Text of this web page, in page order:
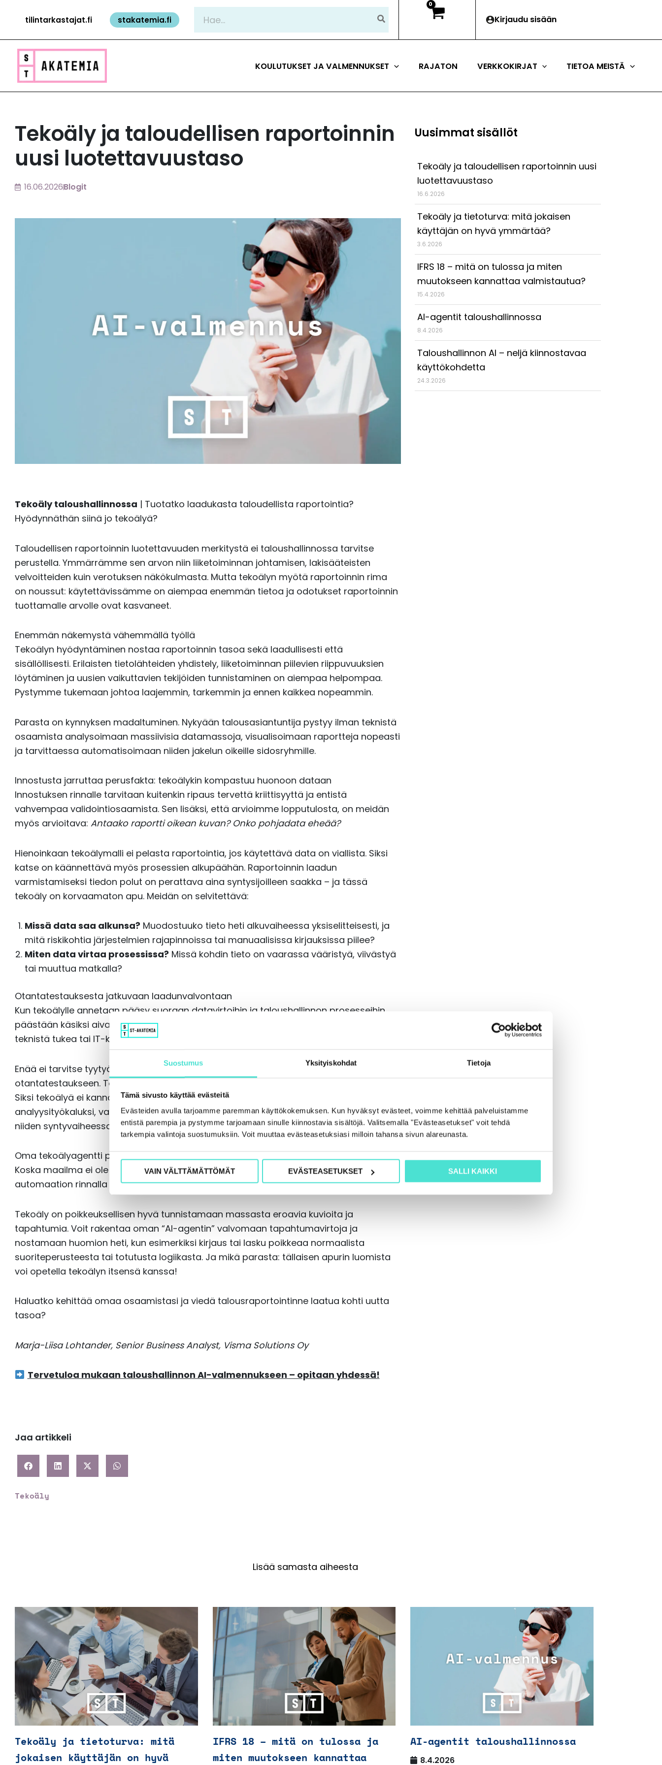
Suostumus Yksityiskohdat Tietoja
Tämä sivusto käyttää evästeitä
Evästeiden avulla tarjoamme paremman käyttökokemuksen. Kun hyväksyt evästeet, voimme kehittää palveluistamme
entistä parempia ja pystymme tarjoamaan sinulle kiinnostavia sisältöjä. Valitsemalla "Evästeasetukset" voit tehdä
tarkempia valintoja suostumuksiin. Voit muuttaa evästeasetuksiasi milloin tahansa sivun alareunasta.
VAIN VÄLTTÄMÄTTÖMÄT EVÄSTEASETUKSET SALLI KAIKKI
sisältööntilintarkastajat.fi stakatemia.fi Kirjaudu sisään
KOULUTUKSET JA VALMENNUKSET RAJATON VERKKOKIRJAT TIETOA MEISTÄ
Tekoäly ja taloudellisen raportoinnin
uusi luotettavuustaso
16.06.2026Blogit
Tekoäly taloushallinnossa | Tuotatko laadukasta taloudellista raportointia?
Hyödynnäthän siinä jo tekoälyä?
Taloudellisen raportoinnin luotettavuuden merkitystä ei taloushallinnossa tarvitse
perustella. Ymmärrämme sen arvon niin liiketoiminnan johtamisen, lakisääteisten
velvoitteiden kuin verotuksen näkökulmasta. Mutta tekoälyn myötä raportoinnin rima
on noussut: käytettävissämme on aiempaa enemmän tietoa ja odotukset raportoinnin
tuottamalle arvolle ovat kasvaneet.
Enemmän näkemystä vähemmällä työllä
Tekoälyn hyödyntäminen nostaa raportoinnin tasoa sekä laadullisesti että
sisällöllisesti. Erilaisten tietolähteiden yhdistely, liiketoiminnan piilevien riippuvuuksien
löytäminen ja uusien vaikuttavien tekijöiden tunnistaminen on aiempaa helpompaa.
Pystymme tukemaan johtoa laajemmin, tarkemmin ja ennen kaikkea nopeammin.
Parasta on kynnyksen madaltuminen. Nykyään talousasiantuntija pystyy ilman teknistä
osaamista analysoimaan massiivisia datamassoja, visualisoimaan raportteja nopeasti
ja tarvittaessa automatisoimaan niiden jakelun oikeille sidosryhmille.
Innostusta jarruttaa perusfakta: tekoälykin kompastuu huonoon dataan
Innostuksen rinnalle tarvitaan kuitenkin ripaus tervettä kriittisyyttä ja entistä
vahvempaa validointiosaamista. Sen lisäksi, että arvioimme lopputulosta, on meidän
myös arvioitava: Antaako raportti oikean kuvan? Onko pohjadata eheää?
Hienoinkaan tekoälymalli ei pelasta raportointia, jos käytettävä data on viallista. Siksi
katse on käännettävä myös prosessien alkupäähän. Raportoinnin laadun
varmistamiseksi tiedon polut on perattava aina syntysijoilleen saakka – ja tässä
tekoäly on korvaamaton apu. Meidän on selvitettävä:
Missä data saa alkunsa? Muodostuuko tieto heti alkuvaiheessa yksiselitteisesti, ja
mitä riskikohtia järjestelmien rajapinnoissa tai manuaalisissa kirjauksissa piilee?
Miten data virtaa prosessissa? Missä kohdin tieto on vaarassa vääristyä, viivästyä
tai muuttua matkalla?
Otantatestauksesta jatkuvaan laadunvalvontaan
Kun tekoälylle annetaan pääsy suoraan datavirtoihin ja taloushallinnon prosesseihin,
päästään käsiksi aivan uudenlaiseen tehokkuuteen. Tässä vaiheessa tarvitaan usein
teknistä tukea tai IT-kumppania, mutta vaiva maksaa itsensä takaisin.
Enää ei tarvitse tyytyä pistokokeisiin tai historiallisen datan jälkikäteiseen
otantatestaukseen. Tekoäly pystyy analysoimaan tietovirrat kattavasti reaaliajassa.
Siksi tekoälyä ei kannata jättää vain raportointiprosessin loppupäähän
analyysityökaluksi, vaan valjastaa se parantamaan datan laatua ja prosesseja jo
niiden syntyvaiheessa.
Oma tekoälyagentti poikkeamien vahtina
Koska maailma ei ole täydellinen, poikkeamia ja inhimillisiä virheitä sattuu aina. Siksi
automaation rinnalla tarvitaan jatkuvaa monitorointia.
Tekoäly on poikkeuksellisen hyvä tunnistamaan massasta eroavia kuvioita ja
tapahtumia. Voit rakentaa oman “AI-agentin” valvomaan tapahtumavirtoja ja
nostamaan huomion heti, kun esimerkiksi kirjaus tai lasku poikkeaa normaalista
suoriteperusteesta tai totutusta logiikasta. Ja mikä parasta: tällaisen apurin luomista
voi opetella tekoälyn itsensä kanssa!
Haluatko kehittää omaa osaamistasi ja viedä talousraportointinne laatua kohti uutta
tasoa?
Marja-Liisa Lohtander, Senior Business Analyst, Visma Solutions Oy
Tervetuloa mukaan taloushallinnon AI-valmennukseen – opitaan yhdessä!
Uusimmat sisällöt
Tekoäly ja taloudellisen raportoinnin uusi
luotettavuustaso
16.6.2026
Tekoäly ja tietoturva: mitä jokaisen
käyttäjän on hyvä ymmärtää?
3.6.2026
IFRS 18 – mitä on tulossa ja miten
muutokseen kannattaa valmistautua?
15.4.2026
AI-agentit taloushallinnossa
8.4.2026
Taloushallinnon AI – neljä kiinnostavaa
käyttökohdetta
24.3.2026
Jaa artikkeli
Tekoäly
Lisää samasta aiheesta
Tekoäly ja tietoturva: mitä
jokaisen käyttäjän on hyvä
IFRS 18 – mitä on tulossa ja
miten muutokseen kannattaa
AI-agentit taloushallinnossa
8.4.2026